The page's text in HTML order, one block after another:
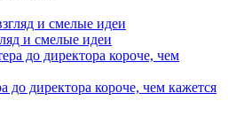
и смелые идеи
до директора короче, чем кажется